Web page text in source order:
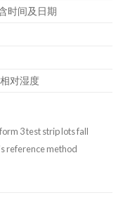
时间及日期
对湿度
3 test strip lots fall
reference method